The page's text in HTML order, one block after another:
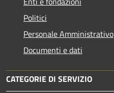
Politici
Personale Amministrativo
Documenti e dati
CATEGORIE DI SERVIZIO